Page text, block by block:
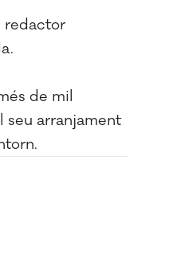
redactor
de mil
arranjament